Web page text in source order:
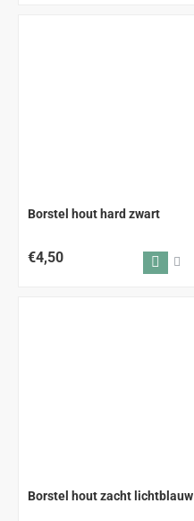
Borstel hout hard zwart
€4,50
Borstel hout zacht lichtblauw